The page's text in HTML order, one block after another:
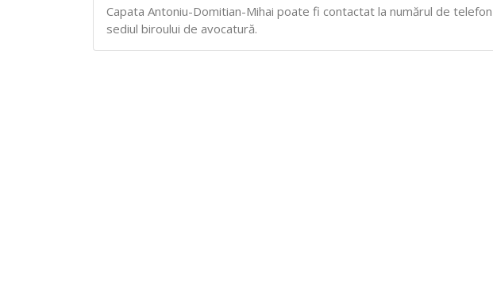
Capata Antoniu-Domitian-Mihai poate fi contactat la numărul de
sediul biroului de avocatură.